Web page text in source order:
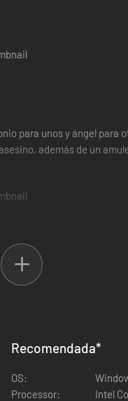
para unos y ángel
además de un
la ilimitada
caer en las manos de
Invocaciones de dolor
descuartizarte el alma.
y tercera cadena.
Recomendada*
OS:
Processor:
Intel